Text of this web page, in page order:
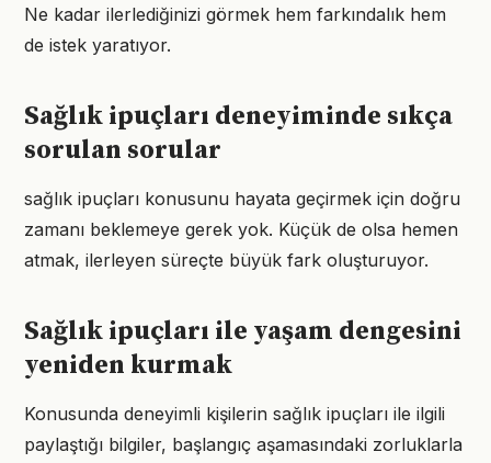
Ne kadar ilerlediğinizi görmek hem farkındalık hem
de istek yaratıyor.
Sağlık ipuçları deneyiminde sıkça
sorulan sorular
sağlık ipuçları konusunu hayata geçirmek için doğru
zamanı beklemeye gerek yok. Küçük de olsa hemen
atmak, ilerleyen süreçte büyük fark oluşturuyor.
Sağlık ipuçları ile yaşam dengesini
yeniden kurmak
Konusunda deneyimli kişilerin sağlık ipuçları ile ilgili
paylaştığı bilgiler, başlangıç aşamasındaki zorluklarla